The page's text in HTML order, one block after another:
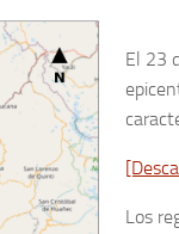
El 23
Los